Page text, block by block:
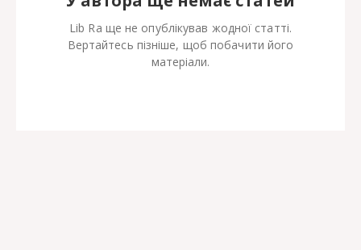
Lib Ra ще не опублікував жодної статті.
Вертайтесь пізніше, щоб побачити його
матеріали.